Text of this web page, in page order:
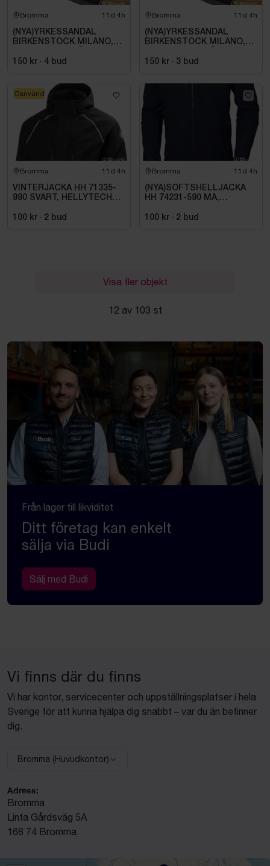
Bromma 11d 4h
(NYA)YRKESSANDAL
BIRKENSTOCK MILANO,
SVART. STL 42
150 kr · 4 bud
Bromma 11d 4h
(NYA)YRKESSANDAL
BIRKENSTOCK MILANO,
SVART. STL 42
150 kr · 3 bud
Bromma 11d 4h
VINTERJACKA HH 71335-
990 SVART, HELLYTECH
100 kr · 2 bud
Oanvänd
Bromma 11d 4h
(NYA)SOFTSHELLJACKA
HH 74231-590 MA,
100 kr · 2 bud
Visa fler objekt
12 av 103 st
Från lager till likviditet
Ditt företag kan enkelt
sälja via Budi
Sälj med Budi
Vi finns där du finns
Vi har kontor, servicecenter och uppställningsplatser i hela
Sverige för att kunna hjälpa dig snabbt – var du än befinner
dig.
Välj anläggning:
Bromma (Huvudkontor)
Adress:
Bromma
Linta Gårdsväg 5A
168 74 Bromma